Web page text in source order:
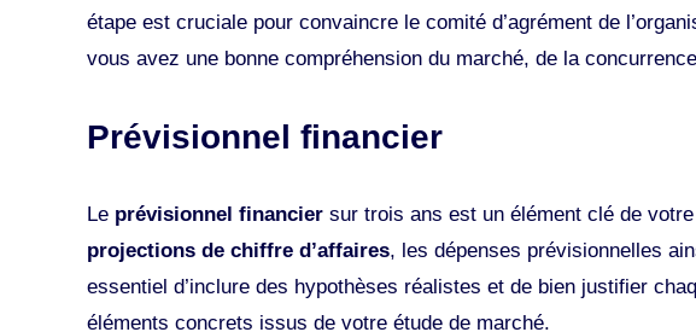
étape est cruciale pour convaincre le comité d’agrément de
vous avez une bonne compréhension du marché, de la
Prévisionnel financier
Le prévisionnel financier sur trois ans est un élément clé de
projections de chiffre d’affaires, les dépenses prévisionnelles
essentiel d’inclure des hypothèses réalistes et de bien justifier
éléments concrets issus de votre étude de marché​.